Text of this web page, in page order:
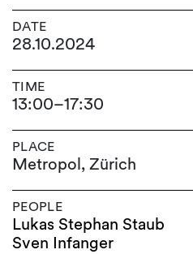
DATE
28.10.2024
TIME
13:00–17:30
PLACE
Metropol, Zürich
PEOPLE
Lukas Stephan Staub
Sven Infanger